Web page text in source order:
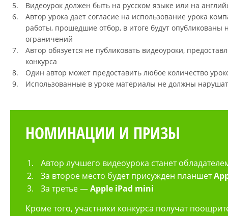
Видеоурок должен быть на русском языке или на
Автор урока дает согласие на использование урока
работы, прошедшие отбор, в итоге будут опубликованы
ограничений
Автор обязуется не публиковать видеоуроки,
конкурса
Один автор может предоставить любое количество
Использованные в уроке материалы не должны
НОМИНАЦИИ И ПРИЗЫ
Автор лучшего видеоурока станет
За второе место будет присужден планшет
За третье —Apple iPad mini
Кроме того, участники конкурса получат